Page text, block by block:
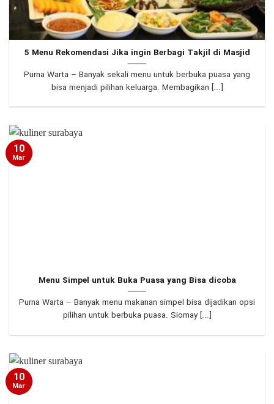
5 Menu Rekomendasi Jika ingin Berbagi Takjil di Masjid
Purna Warta – Banyak sekali menu untuk berbuka puasa yang
bisa menjadi pilihan keluarga. Membagikan [...]
Menu Simpel untuk Buka Puasa yang Bisa dicoba
Purna Warta – Banyak menu makanan simpel bisa dijadikan opsi
pilihan untuk berbuka puasa. Siomay [...]
10
Mar
10
Mar